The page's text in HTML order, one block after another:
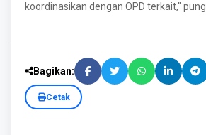
koordinasikan dengan OPD terkait,"
Bagikan:
Cetak